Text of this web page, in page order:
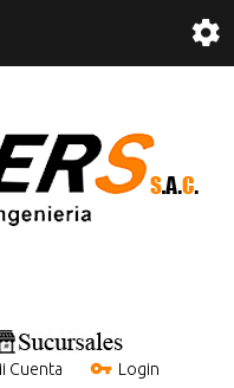
Cuenta Login